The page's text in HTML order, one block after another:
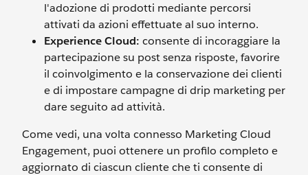
l'adozione di prodotti mediante percorsi
attivati da azioni effettuate al suo interno.
Experience Cloud: consente di incoraggiare la
partecipazione su post senza risposte, favorire
il coinvolgimento e la conservazione dei clienti
e di impostare campagne di drip marketing per
dare seguito ad attività.
Come vedi, una volta connesso Marketing Cloud
Engagement, puoi ottenere un profilo completo e
aggiornato di ciascun cliente che ti consente di